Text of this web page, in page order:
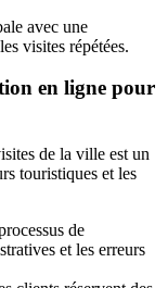
avec une
visites répétées.
en ligne pour
de la ville est un
touristiques et les
de
et les erreurs